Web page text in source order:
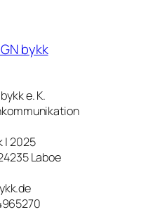
e. K.
| 2025
Laboe